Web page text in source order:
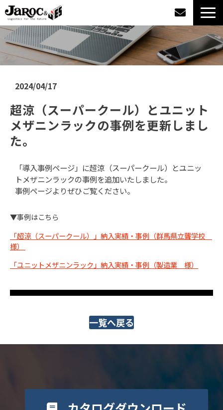
製品情報
導入事例
カタログダウンロード
採用情報
2024/04/17
超涼（スーパークール）とユニット
メザニンラックの事例を更新しまし
た。
「導入事例ページ」に超涼（スーパークール）とユニッ
トメザニンラックの事例を追加いたしました。
事例ページよりぜひご覧ください。
▼事例はこちら
「超涼（スーパークール）」納入実績・事例（群馬県立聾学校
様）
「ユニットメザニンラック」納入実績・事例（製造業 様）
一覧へ戻る